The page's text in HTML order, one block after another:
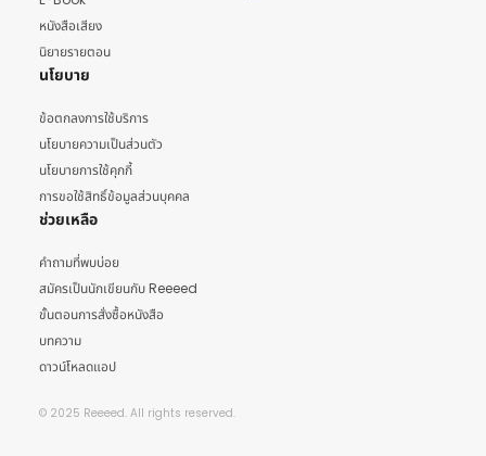
หนังสือเสียง
นิยายรายตอน
นโยบาย
ข้อตกลงการใช้บริการ
นโยบายความเป็นส่วนตัว
นโยบายการใช้คุกกี้
การขอใช้สิทธิ์ข้อมูลส่วนบุคคล
ช่วยเหลือ
คำถามที่พบบ่อย
สมัครเป็นนักเขียนกับ Reeeed
ขั้นตอนการสั่งซื้อหนังสือ
บทความ
ดาวน์โหลดแอป
© 2025 Reeeed. All rights reserved.